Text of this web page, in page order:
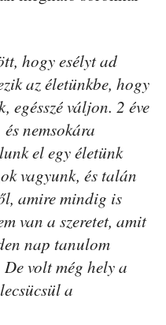
hogy esélyt ad
az életünkbe, hogy
egésszé váljon. 2 éve
nemsokára
el egy életünk
vagyunk, és talán
amire mindig is
van a szeretet, amit
nap tanulom
volt még hely a
a